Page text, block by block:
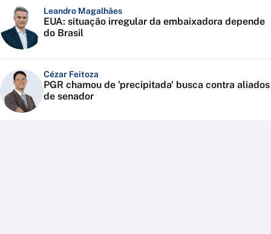
Leandro Magalhães
EUA: situação irregular da embaixadora depende
do Brasil
Cézar Feitoza
PGR chamou de 'precipitada' busca contra aliados
de senador